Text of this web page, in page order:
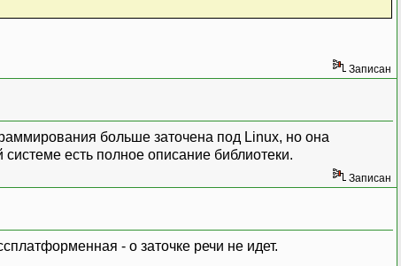
Записан
больше заточена под Linux, но она
есть полное описание библиотеки.
Записан
- о заточке речи не идет.